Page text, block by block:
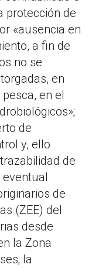
protección de
«ausencia en
a fin de
no se
en
en el
de
y, ello
de
de
(ZEE) del
desde
la Zona
la